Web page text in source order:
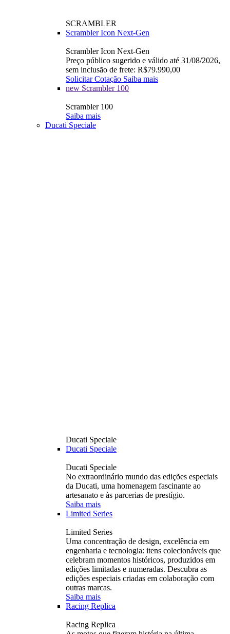
SCRAMBLER
Scrambler Icon Next-Gen
Scrambler Icon Next-Gen
Preço público sugerido e válido até 31/08/2026,
sem inclusão de frete: R$79.990,00
Solicitar Cotação Saiba mais
new Scrambler 100
Scrambler 100
Saiba mais
Ducati Speciale
Ducati Speciale
Ducati Speciale
Ducati Speciale
No extraordinário mundo das edições especiais
da Ducati, uma homenagem fascinante ao
artesanato e às parcerias de prestígio.
Saiba mais
Limited Series
Limited Series
Uma concentração de design, excelência em
engenharia e tecnologia: itens colecionáveis ​​que
celebram momentos históricos, produzidos em
edições limitadas e numeradas. Descubra as
edições especiais criadas em colaboração com
outras marcas.
Saiba mais
Racing Replica
Racing Replica